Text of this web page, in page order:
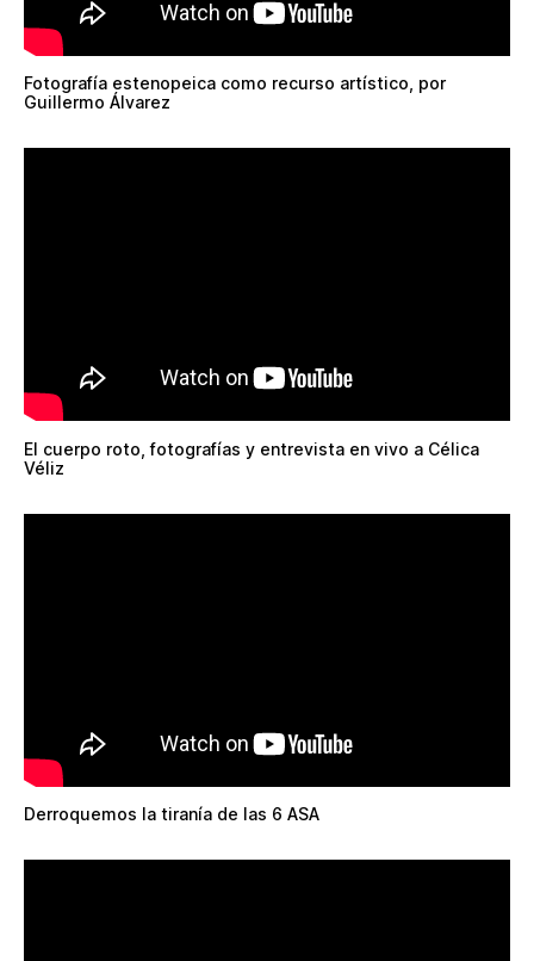
Fotografía estenopeica como recurso artístico, por
Guillermo Álvarez
El cuerpo roto, fotografías y entrevista en vivo a Célica
Véliz
Derroquemos la tiranía de las 6 ASA